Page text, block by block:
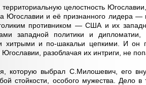
территориальную целостность
Югославии и её признанного лидера
противником — США и их
западной политики и
хитрыми и по-шакальи цепкими. И он
разоблачая их интриги, не
которую выбрал С.Милошевич, его
стойкости, особого мужества. Дело